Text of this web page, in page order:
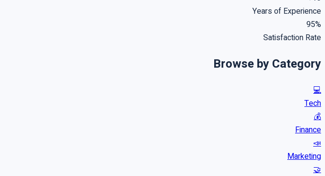
Years of Experience
95%
Satisfaction Rate
Browse by Category
💻
Tech
💰
Finance
📣
Marketing
🤝